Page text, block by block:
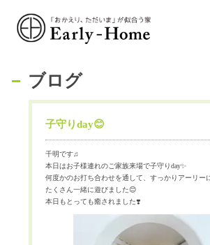
ブログ
子守りday😊
千明です♫
本日はお子様連れのご家族来場で子守りday✨
何度かのお打ち合わせを通して、すっかりアーリー
たくさん一緒に遊びました😊
本日もとっても癒されました❣️